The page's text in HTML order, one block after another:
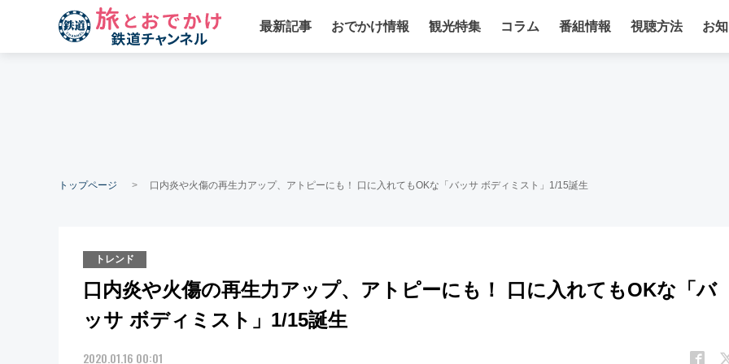
最新記事 おでかけ情報 観光特集 コラム 番組情報 視聴方法 お
トップページ 口内炎や火傷の再生力アップ、アトピーにも！ 口に入れてもOKな「バッサ ボディミスト」1/15誕生
トレンド
口内炎や火傷の再生力アップ、アトピーにも！ 口に入れてもOKな「バ
ッサ ボディミスト」1/15誕生
2020.01.16 00:01